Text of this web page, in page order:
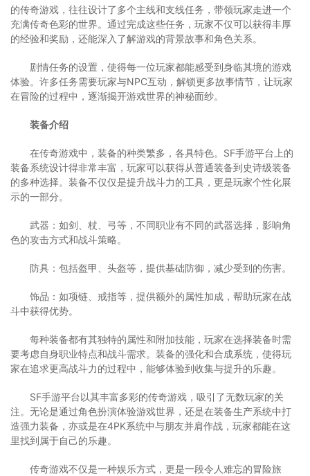
的传奇游戏，往往设计了多个主线和支线任务，带领玩家走进一个
充满传奇色彩的世界。通过完成这些任务，玩家不仅可以获得丰厚
的经验和奖励，还能深入了解游戏的背景故事和角色关系。
剧情任务的设置，使得每一位玩家都能感受到身临其境的游戏
体验。许多任务需要玩家与NPC互动，解锁更多故事情节，让玩家
在冒险的过程中，逐渐揭开游戏世界的神秘面纱。
装备介绍
在传奇游戏中，装备的种类繁多，各具特色。SF手游平台上的
装备系统设计得非常丰富，玩家可以获得从普通装备到史诗级装备
的多种选择。装备不仅仅是提升战斗力的工具，更是玩家个性化展
示的一部分。
武器：如剑、杖、弓等，不同职业有不同的武器选择，影响角
色的攻击方式和战斗策略。
防具：包括盔甲、头盔等，提供基础防御，减少受到的伤害。
饰品：如项链、戒指等，提供额外的属性加成，帮助玩家在战
斗中获得优势。
每种装备都有其独特的属性和附加技能，玩家在选择装备时需
要考虑自身职业特点和战斗需求。装备的强化和合成系统，使得玩
家在追求更高战斗力的过程中，能够体验到收集与提升的乐趣。
SF手游平台以其丰富多彩的传奇游戏，吸引了无数玩家的关
注。无论是通过角色扮演体验游戏世界，还是在装备生产系统中打
造强力装备，亦或是在4PK系统中与朋友并肩作战，玩家都能在这
里找到属于自己的乐趣。
传奇游戏不仅是一种娱乐方式，更是一段令人难忘的冒险旅